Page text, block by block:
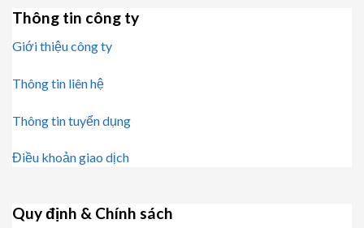
Thông tin công ty
Giới thiệu công ty
Thông tin liên hệ
Thông tin tuyển dụng
Điều khoản giao dịch
Quy định & Chính sách